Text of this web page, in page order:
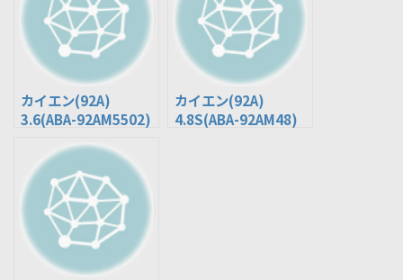
カイエン(92A)
3.6(ABA-92AM5502)
カイエン(92A)
4.8S(ABA-92AM48)